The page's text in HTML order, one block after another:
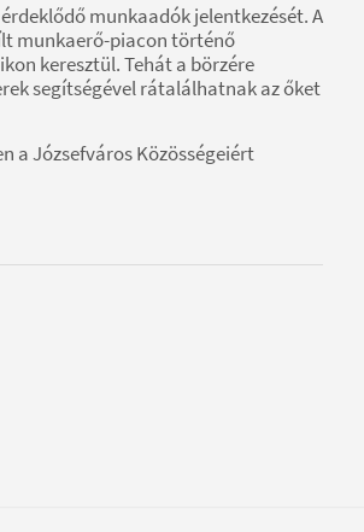
munkaadók jelentkezését. A
munkaerő-piacon történő
keresztül. Tehát a börzére
segítségével rátalálhatnak az őket
a Józsefváros Közösségeiért